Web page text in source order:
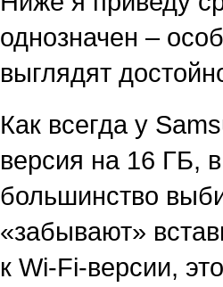
однозначен –
выглядят
Как всегда у
версия на 16 ГБ,
большинство
«забывают»
к Wi-Fi-версии,